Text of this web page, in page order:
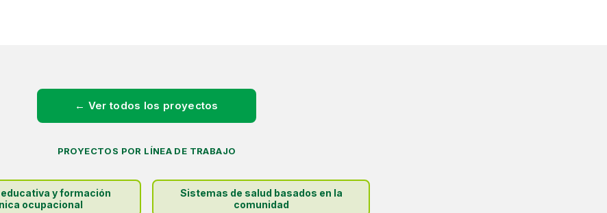
← Ver todos los proyectos
PROYECTOS POR LÍNEA DE TRABAJO
y formación
ocupacional
Sistemas de salud basados en la
comunidad